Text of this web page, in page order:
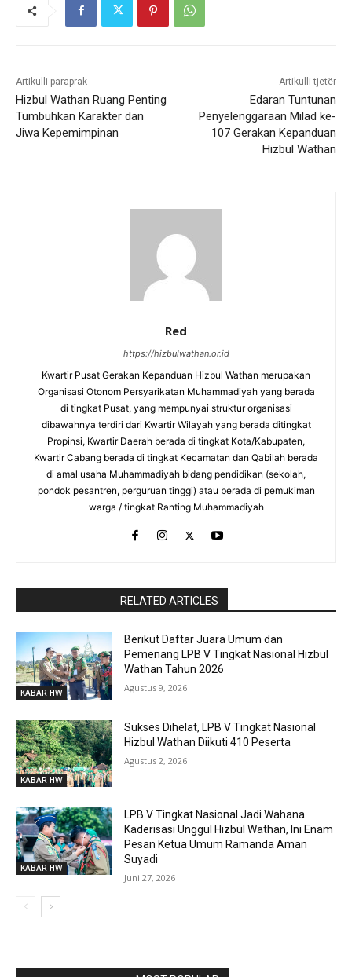
Artikulli paraprak
Hizbul Wathan Ruang Penting
Tumbuhkan Karakter dan
Jiwa Kepemimpinan
Artikulli tjetër
Edaran Tuntunan
Penyelenggaraan Milad ke-
107 Gerakan Kepanduan
Hizbul Wathan
Red
https://hizbulwathan.or.id
Kwartir Pusat Gerakan Kepanduan Hizbul Wathan merupakan
Organisasi Otonom Persyarikatan Muhammadiyah yang berada
di tingkat Pusat, yang mempunyai struktur organisasi
dibawahnya terdiri dari Kwartir Wilayah yang berada ditingkat
Propinsi, Kwartir Daerah berada di tingkat Kota/Kabupaten,
Kwartir Cabang berada di tingkat Kecamatan dan Qabilah berada
di amal usaha Muhammadiyah bidang pendidikan (sekolah,
pondok pesantren, perguruan tinggi) atau berada di pemukiman
warga / tingkat Ranting Muhammadiyah
RELATED ARTICLES
KABAR HW
Berikut Daftar Juara Umum dan
Pemenang LPB V Tingkat Nasional Hizbul
Wathan Tahun 2026
Agustus 9, 2026
KABAR HW
Sukses Dihelat, LPB V Tingkat Nasional
Hizbul Wathan Diikuti 410 Peserta
Agustus 2, 2026
KABAR HW
LPB V Tingkat Nasional Jadi Wahana
Kaderisasi Unggul Hizbul Wathan, Ini Enam
Pesan Ketua Umum Ramanda Aman
Suyadi
Juni 27, 2026